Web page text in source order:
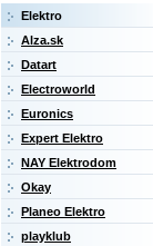
Elektro
Alza.sk
Datart
Electroworld
Euronics
Expert Elektro
NAY Elektrodom
Okay
Planeo Elektro
playklub